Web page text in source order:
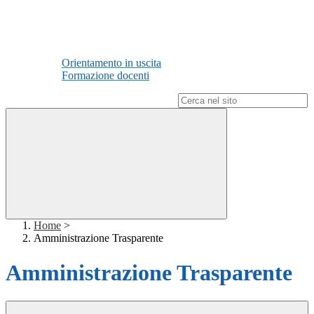
Orientamento in uscita
Formazione docenti
Home >
Amministrazione Trasparente
Amministrazione Trasparente